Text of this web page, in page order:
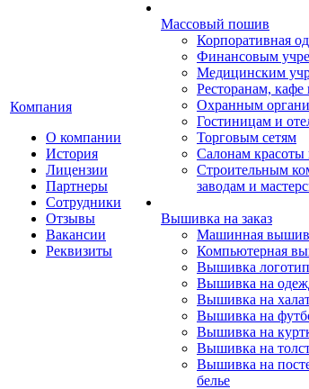
Компания
О компании
История
Лицензии
Партнеры
Сотрудники
Отзывы
Вакансии
Реквизиты
Массовый пошив
Корпоративная
Финансовым
Медицинским
Ресторанам, кафе
Охранным
Гостиницам и
Торговым сетям
Салонам
Строительным
заводам и
Вышивка на заказ
Машинная
Компьютерная
Вышивка
Вышивка на
Вышивка на
Вышивка на
Вышивка на
Вышивка на
Вышивка на
белье